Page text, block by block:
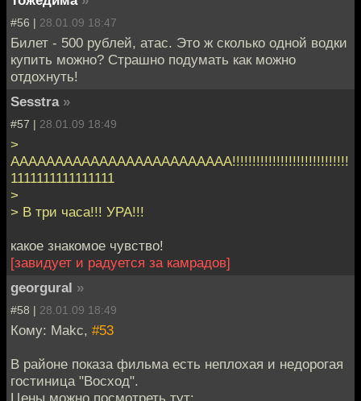
#56 | 28.01.09 18:47
Билет - 500 рублей, атас. Это ж сколько одной водки
купить можно? Страшно подумать как можно
отдохнуть!
Sesstra »
#57 | 28.01.09 18:49
>
ААААААААААААААААААААААААА!!!!!!!!!!!!!!!!!!!!!!!!!!!!!
1111111111111111
>
> В три часа!!! УРА!!!
какое знакомое чувство!
[завидует и радуется за камрадов]
georgural »
#58 | 28.01.09 18:49
Кому: Makc, #53
В районе показа фильма есть неплохая и недорогая
гостиница "Восход".